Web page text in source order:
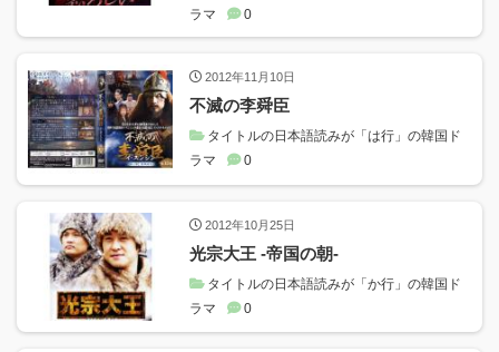
ラマ
0
2012年11月10日
不滅の李舜臣
タイトルの日本語読みが「は行」の韓国ド
ラマ
0
2012年10月25日
光宗大王 ‐帝国の朝‐
タイトルの日本語読みが「か行」の韓国ド
ラマ
0